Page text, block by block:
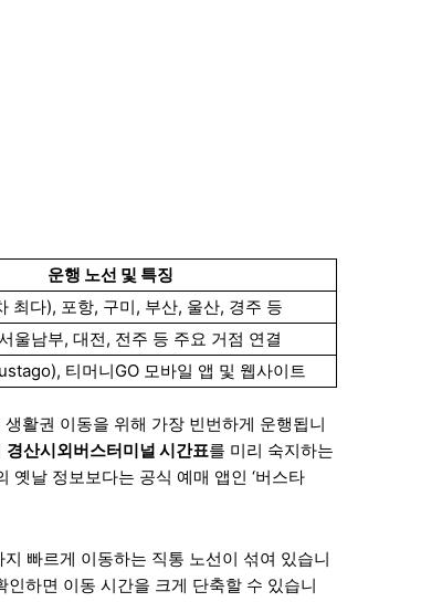
운행 노선 및 특징
최다), 포항, 구미, 부산, 울산, 경주 등
울남부, 대전, 전주 등 주요 거점 연결
티머니GO 모바일 앱 및 웹사이트
활권 이동을 위해 가장 빈번하게 운행됩니
경산시외버스터미널 시간표를 미리 숙지하는
옛날 정보보다는 공식 예매 앱인 ‘버스타
빠르게 이동하는 직통 노선이 섞여 있습니
하면 이동 시간을 크게 단축할 수 있습니